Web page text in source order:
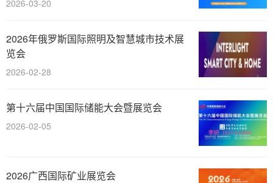
2026-03-20
2026年俄罗斯国际照明及智慧城市技术展
览会
2026-02-28
第十六届中国国际储能大会暨展览会
2026-02-05
2026广西国际矿业展览会